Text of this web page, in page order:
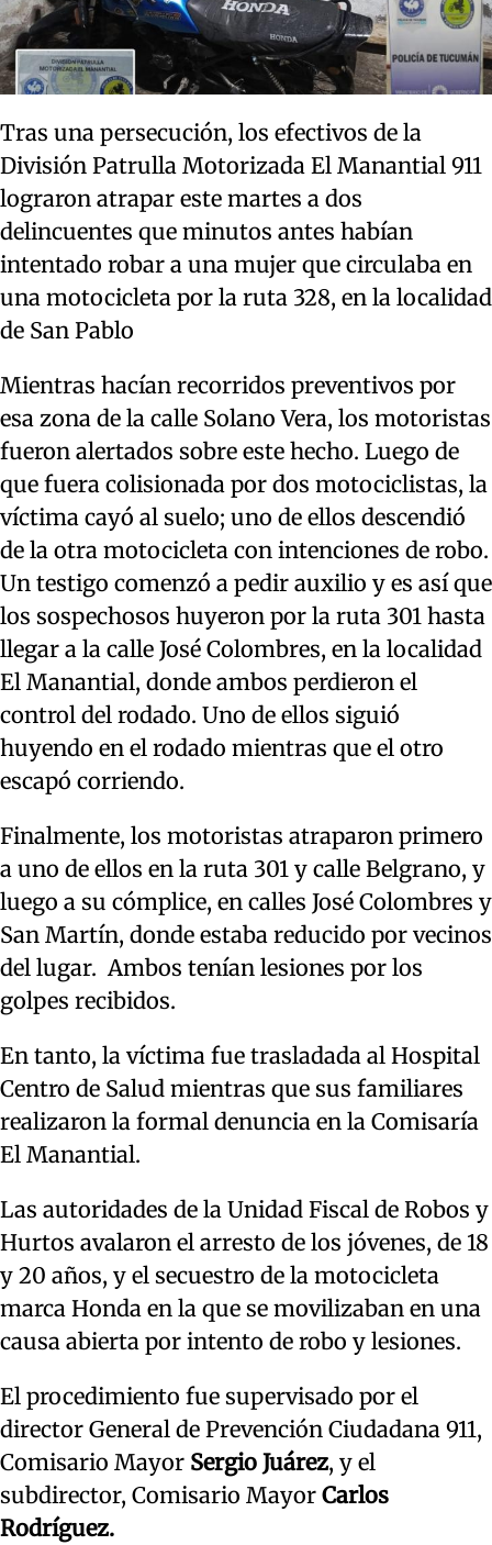
Tras una persecución, los efectivos de la
División Patrulla Motorizada El Manantial 911
lograron atrapar este martes a dos
delincuentes que minutos antes habían
intentado robar a una mujer que circulaba en
una motocicleta por la ruta 328, en la localidad
de San Pablo
Mientras hacían recorridos preventivos por
esa zona de la calle Solano Vera, los motoristas
fueron alertados sobre este hecho. Luego de
que fuera colisionada por dos motociclistas, la
víctima cayó al suelo; uno de ellos descendió
de la otra motocicleta con intenciones de robo.
Un testigo comenzó a pedir auxilio y es así que
los sospechosos huyeron por la ruta 301 hasta
llegar a la calle José Colombres, en la localidad
El Manantial, donde ambos perdieron el
control del rodado. Uno de ellos siguió
huyendo en el rodado mientras que el otro
escapó corriendo.
Finalmente, los motoristas atraparon primero
a uno de ellos en la ruta 301 y calle Belgrano, y
luego a su cómplice, en calles José Colombres y
San Martín, donde estaba reducido por vecinos
del lugar. Ambos tenían lesiones por los
golpes recibidos.
En tanto, la víctima fue trasladada al Hospital
Centro de Salud mientras que sus familiares
realizaron la formal denuncia en la Comisaría
El Manantial.
Las autoridades de la Unidad Fiscal de Robos y
Hurtos avalaron el arresto de los jóvenes, de 18
y 20 años, y el secuestro de la motocicleta
marca Honda en la que se movilizaban en una
causa abierta por intento de robo y lesiones.
El procedimiento fue supervisado por el
director General de Prevención Ciudadana 911,
Comisario Mayor Sergio Juárez, y el
subdirector, Comisario Mayor Carlos
Rodríguez.